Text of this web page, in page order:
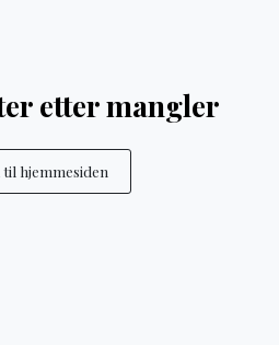
etter mangler
til hjemmesiden